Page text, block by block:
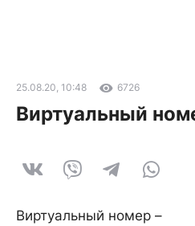
25.08.20, 10:48 6726
Виртуальный
Виртуальный номер –